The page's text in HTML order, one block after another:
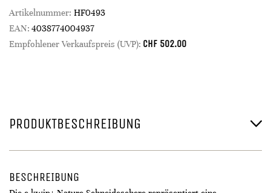
Artikelnummer: HF0493
EAN: 4038774004937
Empfohlener Verkaufspreis (UVP): CHF 502.00
PRODUKTBESCHREIBUNG
BESCHREIBUNG